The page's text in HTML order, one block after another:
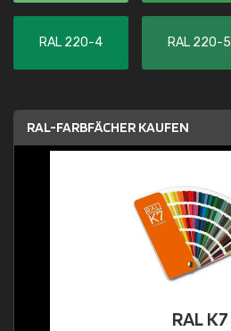
RAL 220-4 RAL 220-5
RAL-FARBFÄCHER KAUFEN
RAL K7